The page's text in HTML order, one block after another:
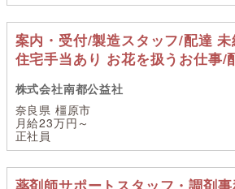
案内・受付/製造スタッフ/配達
住宅手当あり お花を扱うお仕事/
株式会社南都公益社
奈良県 橿原市
月給23万円～
正社員
薬剤師サポートスタッフ・調剤